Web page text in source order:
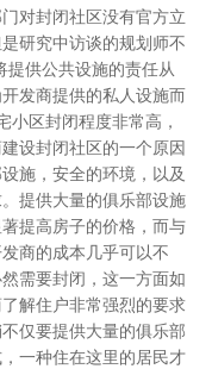
对封闭社区没有官方立
研究中访谈的规划师不
供公共设施的责任从
发商提供的私人设施而
区封闭程度非常高，
设封闭社区的一个原因
施，安全的环境，以及
提供大量的俱乐部设施
提高房子的价格，而与
商的成本几乎可以不
需要封闭，这一方面如
解住户非常强烈的要求
仅要提供大量的俱乐部
一种住在这里的居民才